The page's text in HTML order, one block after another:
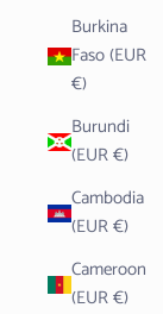
Burkina
Faso (EUR
€)
Burundi
(EUR €)
Cambodia
(EUR €)
Cameroon
(EUR €)